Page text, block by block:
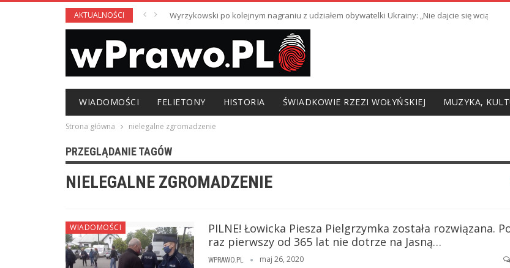
AKTUALNOŚCI Wyrzykowski po kolejnym nagraniu z udziałem obywatelki Ukrainy: „Nie dajcie się wciągnąć
WIADOMOŚCI FELIETONY HISTORIA ŚWIADKOWIE RZEZI WOŁYŃSKIEJ MUZYKA,
Strona główna nielegalne zgromadzenie
PRZEGLĄDANIE TAGÓW
NIELEGALNE ZGROMADZENIE
WIADOMOŚCI
PILNE! Łowicka Piesza Pielgrzymka została rozwiązana.
raz pierwszy od 365 lat nie dotrze na Jasną…
WPRAWO.PL maj 26, 2020